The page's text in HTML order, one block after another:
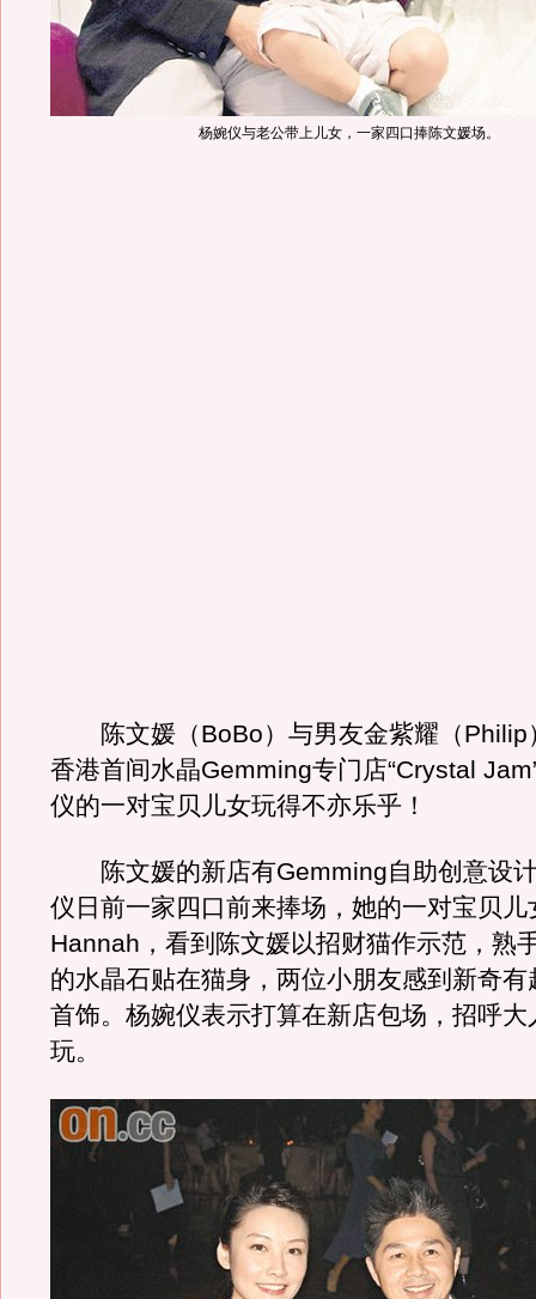
杨婉仪与老公带上儿女，一家四口捧陈文媛场。
陈文媛（BoBo）与男友金紫耀（Philip
香港首间水晶Gemming专门店“Crystal
仪的一对宝贝儿女玩得不亦乐乎！
陈文媛的新店有Gemming自助创意设
仪日前一家四口前来捧场，她的一对宝贝
Hannah，看到陈文媛以招财猫作示范，熟
的水晶石贴在猫身，两位小朋友感到新奇有
首饰。杨婉仪表示打算在新店包场，招呼大
玩。